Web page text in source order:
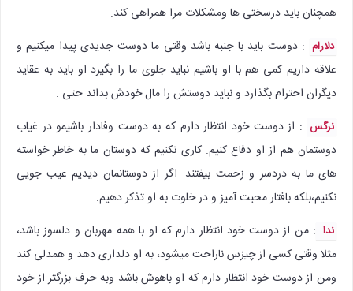
همچنان باید درسختی ها ومشکلات مرا همراهی کند.
دلارام : دوست باید با جنبه باشد وقتی ما دوست جدیدی پیدا میکنیم و
علاقه داریم کمی هم با او باشیم نباید جلوی ما را بگیرد او باید به عقاید
دیگران احترام بگذارد و نباید دوستش را مال خودش بداند حتی .
نرگس : از دوست خود انتظار دارم که به دوست وفادار باشیمو در غیاب
دوستمان هم از او دفاع کنیم. کاری نکنیم که دوستان ما به خاطر خواسته
های ما به دردسر و زحمت بیفتند. اگر از دوستانمان دیدیم عیب جویی
نکنیم،بلکه بافتار محبت آمیز و در خلوت به او تذکر دهیم.
ندا : من از دوست خود انتظار دارم که او با همه مهربان و دلسوز باشد،
مثلا وقتی کسی از چیزس ناراحت میشود، به او دلداری دهد و همدلی کند
ومن از دوست خود انتظار دارم که او باهوش باشد وبه حرف بزرگتر از خود